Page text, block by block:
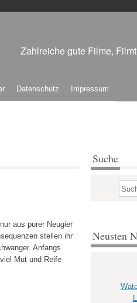
Zahlreiche gute Filme,
Datenschutz Impressum
aus purer Neugier
stellen ihr
Anfangs
Mut und Reife
Suche
Neusten